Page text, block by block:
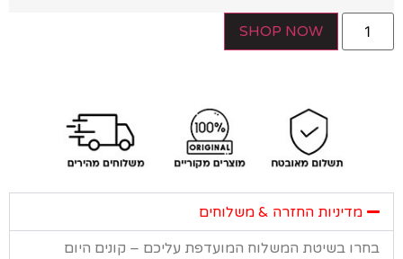
SHOP NOW
מדיניות החזרה & משלוחים
בשיטת המשלוח המועדפת עליכם – קונים היום